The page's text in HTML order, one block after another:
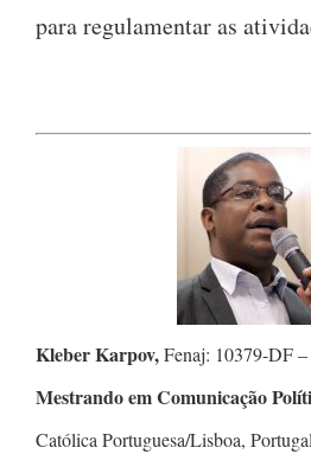
para regulamentar as
Kleber Karpov,Fenaj: 10379-DF
Mestrando em Comunicação
Católica Portuguesa/Lisboa,